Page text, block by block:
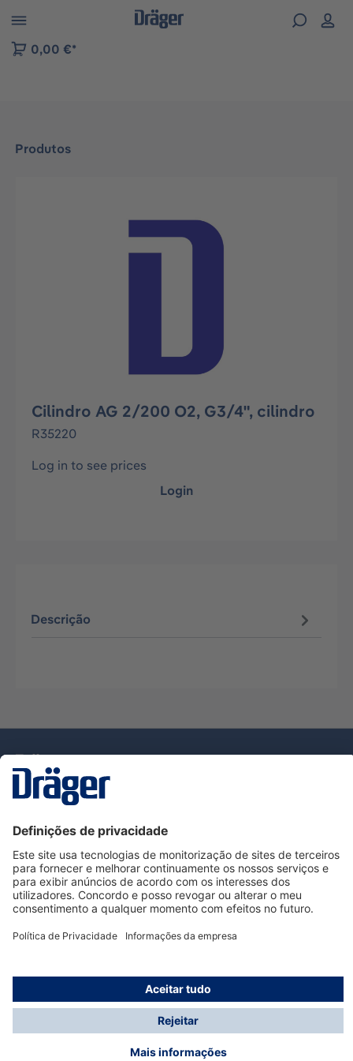
to B2B platform navigation
0,00 €*
Produtos
Ignorar galeria de imagens
Cilindro AG 2/200 O2, G3/4", cilindro
R35220
Log in to see prices
Login
Descrição
Serviço de Apoio ao Cliente Dräger
Utilização da loja
Informações
© Dräger Portugal, Lda, 2024
* Todos os preços excl. IVA mais
possíveis taxas de entrega, se não for indicado o